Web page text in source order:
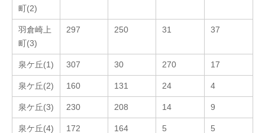
町(2)
羽倉崎上
町(3)
297 250 31 37
泉ケ丘(1) 307 30 270 17
泉ケ丘(2) 160 131 24 4
泉ケ丘(3) 230 208 14 9
泉ケ丘(4) 172 164 5 5